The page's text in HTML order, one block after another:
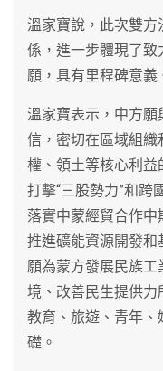
溫家寶說，此次雙
係，進一步體現了
願，具有里程碑意義
溫家寶表示，中方
信，密切在區域組織
權、領土等核心利
打擊“三股勢力”和跨
落實中蒙經貿合作
推進礦能資源開發
願為蒙方發展民族
境、改善民生提供
教育、旅遊、青年
礎。